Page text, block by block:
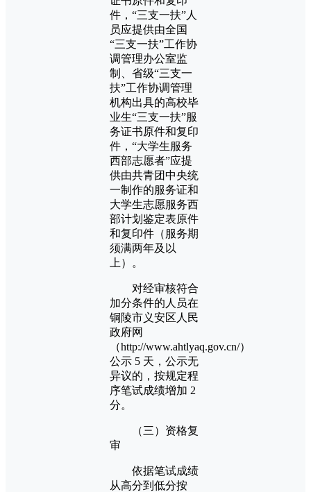
件，“三支一扶”人
员应提供由全国
“三支一扶”工作协
调管理办公室监
制、省级“三支一
扶”工作协调管理
机构出具的高校毕
业生“三支一扶”服
务证书原件和复印
件，“大学生服务
西部志愿者”应提
供由共青团中央统
一制作的服务证和
大学生志愿服务西
部计划鉴定表原件
和复印件（服务期
须满两年及以
上）。
对经审核符合
加分条件的人员在
铜陵市义安区人民
政府网
（http://www.ahtlyaq.gov.cn/）
公示 5 天，公示无
异议的，按规定程
序笔试成绩增加 2
分。
（三）资格复
审
依据笔试成绩
从高分到低分按